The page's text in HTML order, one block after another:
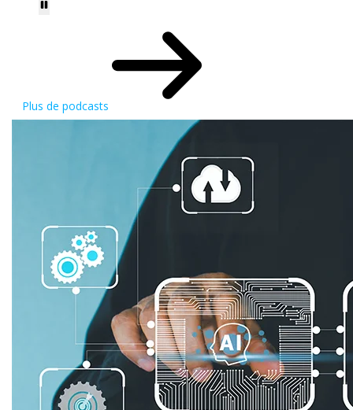
Plus de podcasts